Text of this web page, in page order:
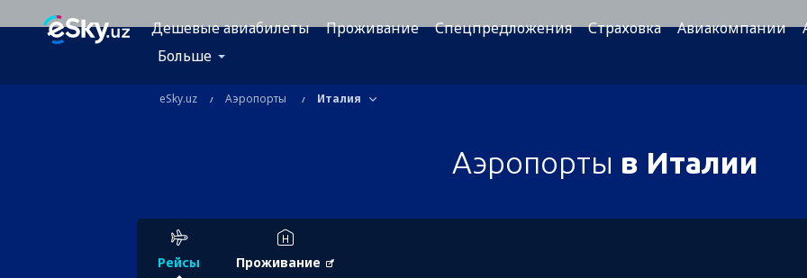
Дешевые авиабилеты Проживание Спецпредложения Страховка Авиакомпании
Больше
eSky.uz Аэропорты Италия
Аэропорты в Италии
Рейсы Проживание